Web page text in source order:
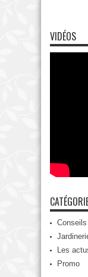
VIDÉOS
Conseils
Les
Promo